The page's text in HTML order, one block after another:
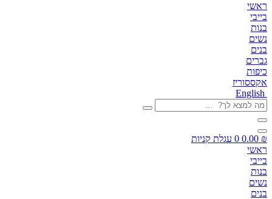
ראשי
בייבי
בנות
נשים
בנים
גברים
כיפות
אקססוריז
English
מה
למצא
לך?
…
0.00 ₪
0 עגלת קניות
ראשי
בייבי
בנות
נשים
בנים